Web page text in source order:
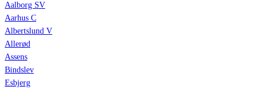
Aalborg SV
Aarhus C
Albertslund V
Allerød
Assens
Bindslev
Esbjerg